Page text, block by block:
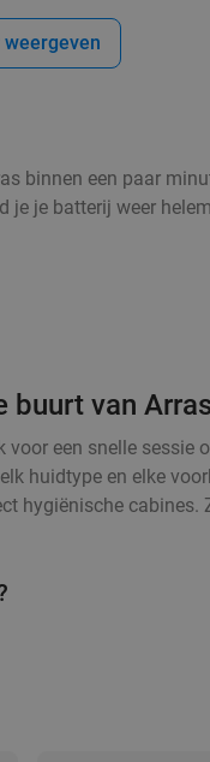
weergeven
binnen een paar
je batterij weer
buurt van
een snelle
huidtype en elke
hygiënische